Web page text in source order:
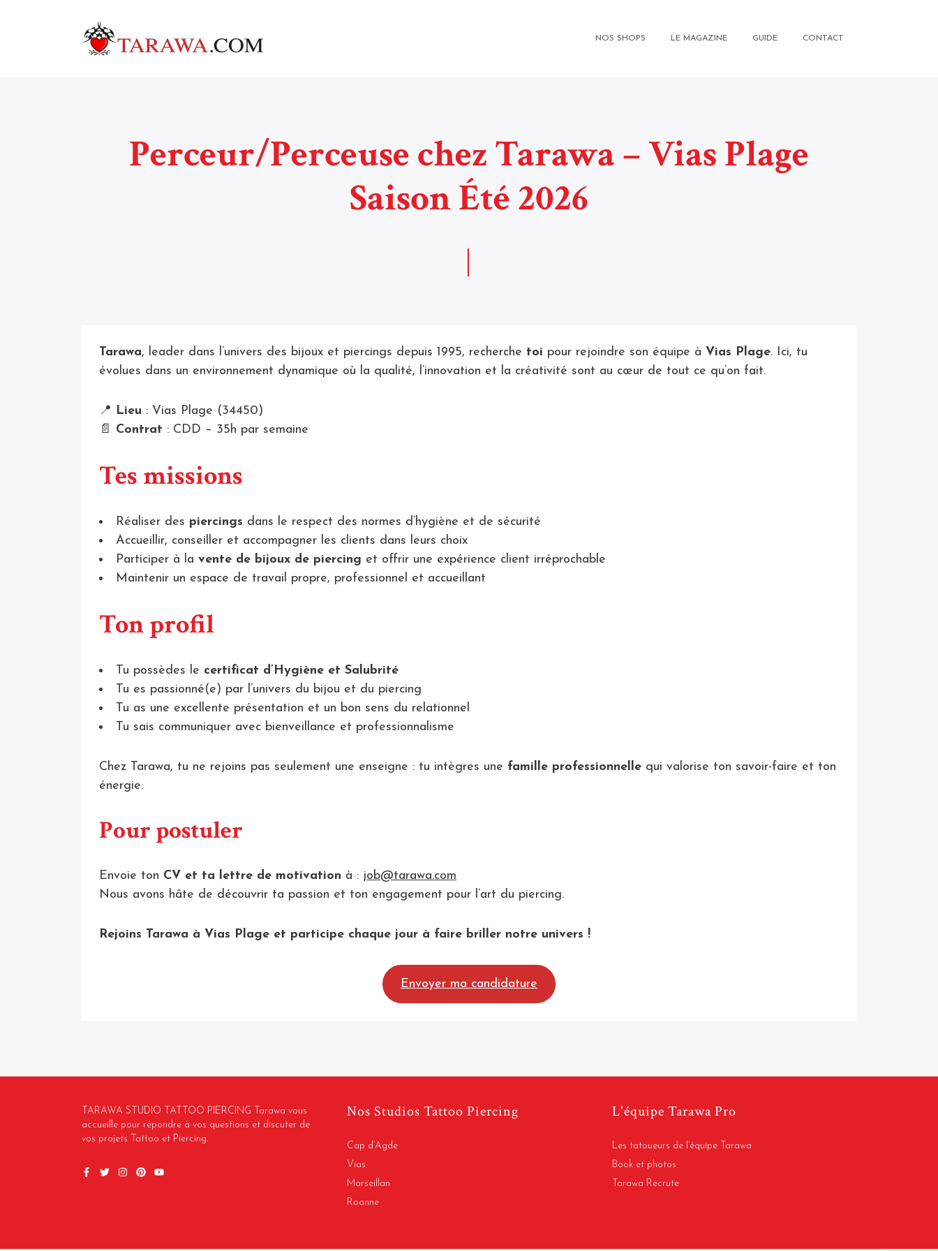
Perceur/Perceuse chez Tarawa – Vias Plage
Saison Été 2026
Tarawa, leader dans l’univers des bijoux et piercings depuis 1995, recherche toi pour rejoindre son équipe à Vias Plage. Ici, tu
évolues dans un environnement dynamique où la qualité, l’innovation et la créativité sont au cœur de tout ce qu’on fait.
📍 Lieu : Vias Plage (34450)
📄 Contrat : CDD – 35h par semaine
Tes missions
Réaliser des piercings dans le respect des normes d’hygiène et de sécurité
Accueillir, conseiller et accompagner les clients dans leurs choix
Participer à la vente de bijoux de piercing et offrir une expérience client irréprochable
Maintenir un espace de travail propre, professionnel et accueillant
Ton profil
Tu possèdes le certificat d’Hygiène et Salubrité
Tu es passionné(e) par l’univers du bijou et du piercing
Tu as une excellente présentation et un bon sens du relationnel
Tu sais communiquer avec bienveillance et professionnalisme
Chez Tarawa, tu ne rejoins pas seulement une enseigne : tu intègres une famille professionnelle qui valorise ton savoir-faire et ton
énergie.
Pour postuler
Envoie ton CV et ta lettre de motivation à : job@tarawa.com
Nous avons hâte de découvrir ta passion et ton engagement pour l’art du piercing.
Rejoins Tarawa à Vias Plage et participe chaque jour à faire briller notre univers !
Envoyer ma candidature
TARAWA STUDIO TATTOO PIERCING Tarawa vous
accueille pour répondre à vos questions et discuter de
vos projets Tattoo et Piercing.
Nos Studios Tattoo Piercing
Cap d’Agde
Vias
Marseillan
Roanne
L'équipe Tarawa Pro
Les tatoueurs de l’équipe Tarawa
Book et photos
Tarawa Recrute
NOS SHOPS LE MAGAZINE GUIDE CONTACT